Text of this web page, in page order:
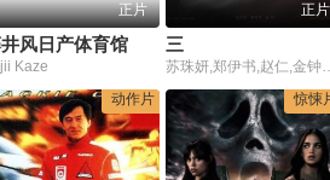
正片
Kaze
正片
三
苏珠妍,郑伊书,赵仁,金
动作片 惊悚